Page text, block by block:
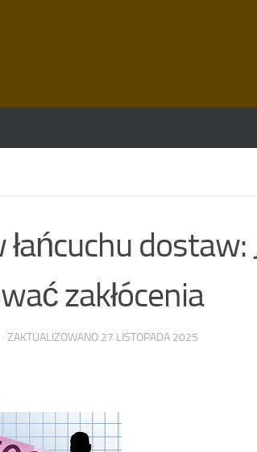
dostaw:
zakłócenia
· ZAKTUALIZOWANO 27 LISTOPADA 2025